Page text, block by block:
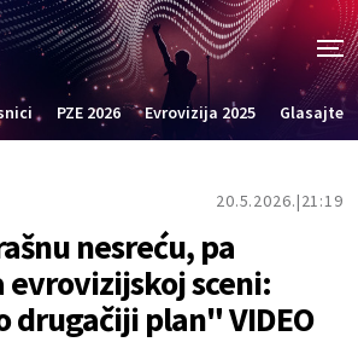
PZE 2026 Evrovizija 2025 Glasajte
20.5.2026. 21:19
nesreću, pa
evrovizijskoj sceni:
drugačiji plan" VIDEO